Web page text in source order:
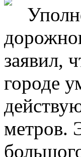
заявил,
городе
метров.